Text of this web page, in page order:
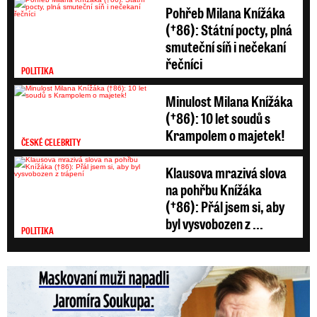
POLITIKA
Pohřeb Milana Knížáka
(†86): Státní pocty, plná
smuteční síň i nečekaní
řečníci
ČESKÉ CELEBRITY
Minulost Milana Knížáka
(†86): 10 let soudů s
Krampolem o majetek!
POLITIKA
Klausova mrazivá slova
na pohřbu Knížáka
(†86): Přál jsem si, aby
byl vysvobozen z ...
Maskovaní muži napadli Jaromíra Soukupa: Krvavá nakládačka